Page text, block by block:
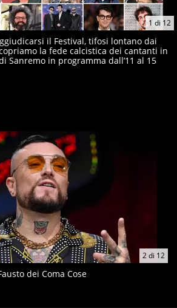
1 di 12
il Festival, tifosi lontano dai
la fede calcistica dei cantanti in
Sanremo in programma dall’11 al 15
2di 12
dei Coma Cose